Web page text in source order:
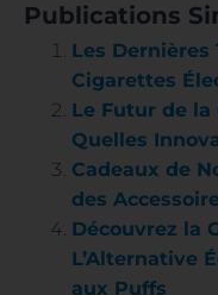
Publications
Les Dernières
Cigarettes
Le Futur de
Quelles
Cadeaux de
des
Découvrez la
L’Alternative
aux Puffs